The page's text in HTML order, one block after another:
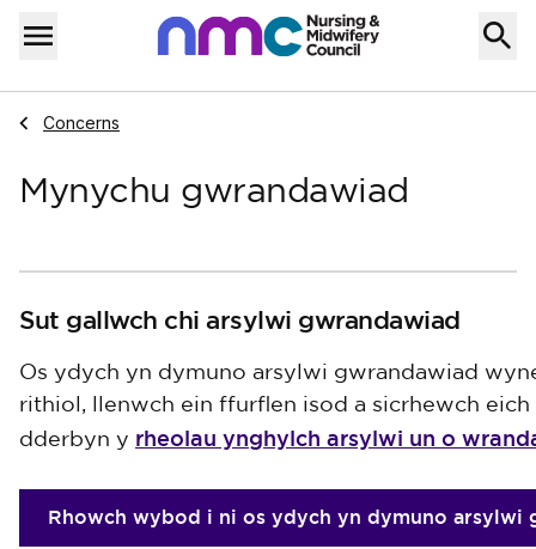
Skip to content
Menu
Home
Navigate to
Concerns
Mynychu gwrandawiad
Sut gallwch chi arsylwi gwrandawiad
Os ydych yn dymuno arsylwi gwrandawiad
rithiol, llenwch ein ffurflen isod a sicrhewch
dderbyn y rheolau ynghylch arsylwi un o
Rhowch wybod i ni os ydych yn dymuno arsylwi